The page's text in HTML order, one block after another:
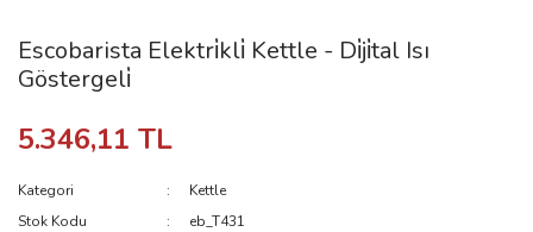
Escobarista Elektri̇kli̇ Kettle - Di̇ji̇tal Isı
Göstergeli̇
5.346,11 TL
Kategori
Kettle
Stok Kodu
eb_T431